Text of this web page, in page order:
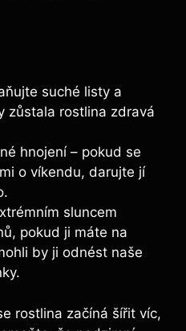
suché listy a
zůstala rostlina zdravá
hnojení – pokud se
o víkendu, darujte jí
sluncem
pokud ji máte na
by ji odnést naše
rostlina začíná šířit víc,